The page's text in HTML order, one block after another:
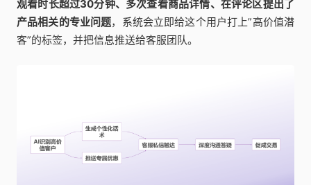
观看时长超过30分钟、多次查看商品详情、在评论区提出了
产品相关的专业问题，系统会立即给这个用户打上”高价值潜
客”的标签，并把信息推送给客服团队。